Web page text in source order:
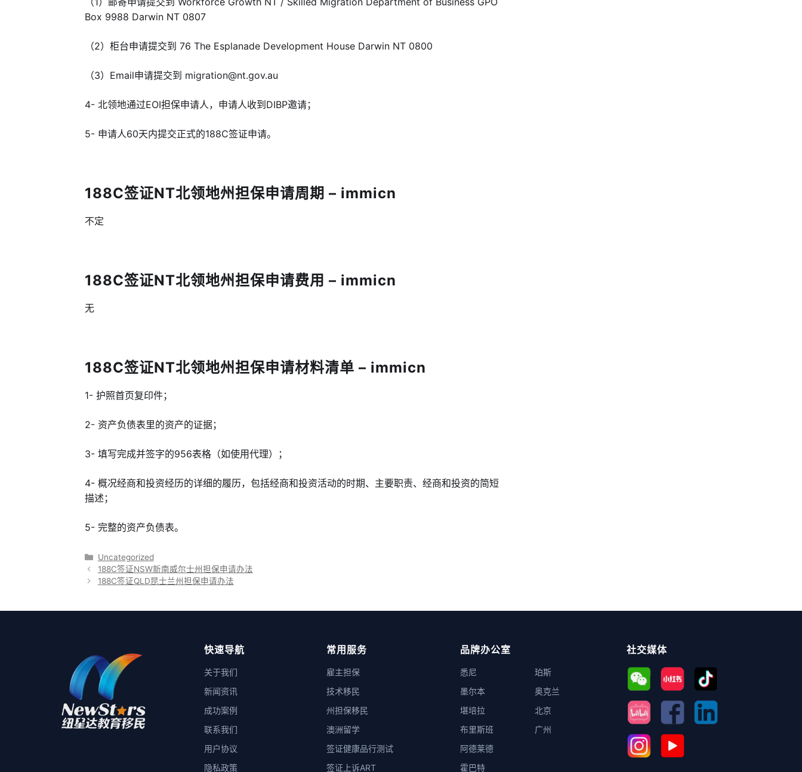
Box 9988 Darwin NT 0807
（2）柜台申请提交到 76 The Esplanade Development House Darwin NT 0800
（3）Email申请提交到 migration@nt.gov.au
4- 北领地通过EOI担保申请人，申请人收到DIBP邀请；
5- 申请人60天内提交正式的188C签证申请。
188C签证NT北领地州担保申请周期 – immicn
不定
188C签证NT北领地州担保申请费用 – immicn
无
188C签证NT北领地州担保申请材料清单 – immicn
1- 护照首页复印件；
2- 资产负债表里的资产的证据；
3- 填写完成并签字的956表格（如使用代理）；
4- 概况经商和投资经历的详细的履历，包括经商和投资活动的时期、主要职责、经商和投资的简短
描述；
5- 完整的资产负债表。
分
类
Uncategorized
188C签证NSW新南威尔士州担保申请办法
188C签证QLD昆士兰州担保申请办法
快速导航
关于我们
新闻资讯
成功案例
联系我们
用户协议
隐私政策
常用服务
雇主担保
技术移民
州担保移民
澳洲留学
签证健康品行测试
签证上诉ART
品牌办公室
悉尼
墨尔本
堪培拉
布里斯班
阿德莱德
霍巴特
珀斯
奥克兰
北京
广州
社交媒体